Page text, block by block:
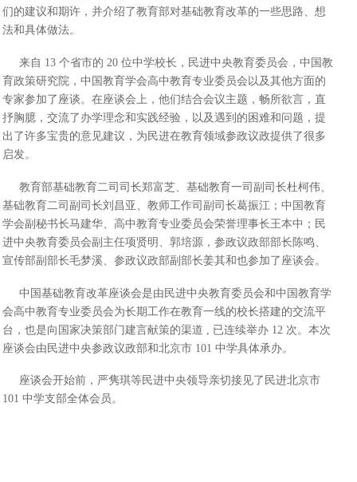
们的建议和期许，并介绍了教育部对基础教育改革的一些思路、想
法和具体做法。
来自 13 个省市的 20 位中学校长，民进中央教育委员会，中国教
育政策研究院，中国教育学会高中教育专业委员会以及其他方面的
专家参加了座谈。在座谈会上，他们结合会议主题，畅所欲言，直
抒胸臆，交流了办学理念和实践经验，以及遇到的困难和问题，提
出了许多宝贵的意见建议，为民进在教育领域参政议政提供了很多
启发。
教育部基础教育二司司长郑富芝、基础教育一司副司长杜柯伟、
基础教育二司副司长刘昌亚、教师工作司副司长葛振江；中国教育
学会副秘书长马建华、高中教育专业委员会荣誉理事长王本中；民
进中央教育委员会副主任项贤明、郭培源，参政议政部部长陈鸣、
宣传部副部长毛梦溪、参政议政部副部长姜其和也参加了座谈会。
中国基础教育改革座谈会是由民进中央教育委员会和中国教育学
会高中教育专业委员会为长期工作在教育一线的校长搭建的交流平
台，也是向国家决策部门建言献策的渠道 , 已连续举办 12 次。本次
座谈会由民进中央参政议政部和北京市 101 中学具体承办。
座谈会开始前，严隽琪等民进中央领导亲切接见了民进北京市
101 中学支部全体会员。